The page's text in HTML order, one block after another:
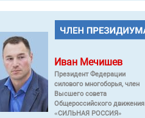
Иван Мечишев
Президент Федерации
силового многоборья, член
Высшего совета
Общероссийского движения
«СИЛЬНАЯ РОССИЯ»